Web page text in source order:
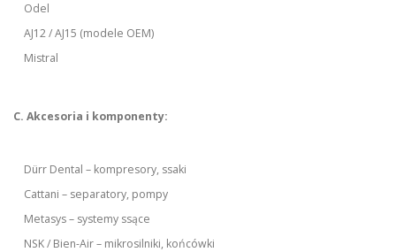
Odel
AJ12 / AJ15 (modele OEM)
Mistral
C. Akcesoria i komponenty:
Dürr Dental – kompresory, ssaki
Cattani – separatory, pompy
Metasys – systemy ssące
NSK / Bien-Air – mikrosilniki, końcówki